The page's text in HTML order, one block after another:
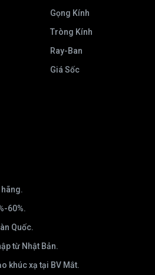
Gọng Kính
Tròng Kính
Ray-Ban
Giá Sốc
60%.
Quốc.
từ Nhật Bản.
khúc xạ tại BV Mắt.